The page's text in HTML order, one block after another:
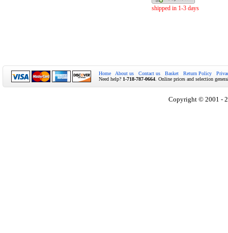
shipped in 1-3 days
Home About us Contact us Basket Return Policy
Need help? 1-718-787-0664 . Online prices and selection
Copyright © 2001 -